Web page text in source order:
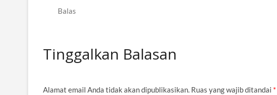
Balas
Tinggalkan Balasan
Alamat email Anda tidak akan dipublikasikan. Ruas yang wajib ditandai *